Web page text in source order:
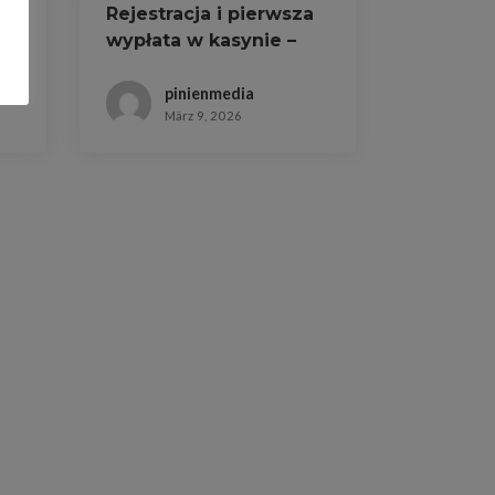
Rejestracja i pierwsza
wypłata w kasynie –
pinienmedia
März 9, 2026